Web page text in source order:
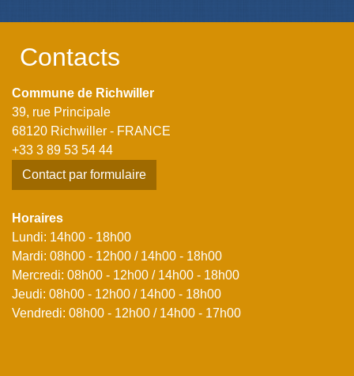
Contacts
Commune de Richwiller
39, rue Principale
68120 Richwiller - FRANCE
+33 3 89 53 54 44
Contact par formulaire
Horaires
Lundi: 14h00 - 18h00
Mardi: 08h00 - 12h00 / 14h00 - 18h00
Mercredi: 08h00 - 12h00 / 14h00 - 18h00
Jeudi: 08h00 - 12h00 / 14h00 - 18h00
Vendredi: 08h00 - 12h00 / 14h00 - 17h00